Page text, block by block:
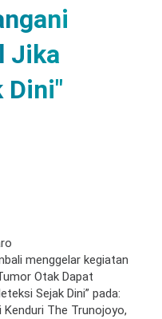
Jika
Dini"
menggelar kegiatan
Otak Dapat
Sejak Dini” pada:
Kenduri The Trunojoyo,